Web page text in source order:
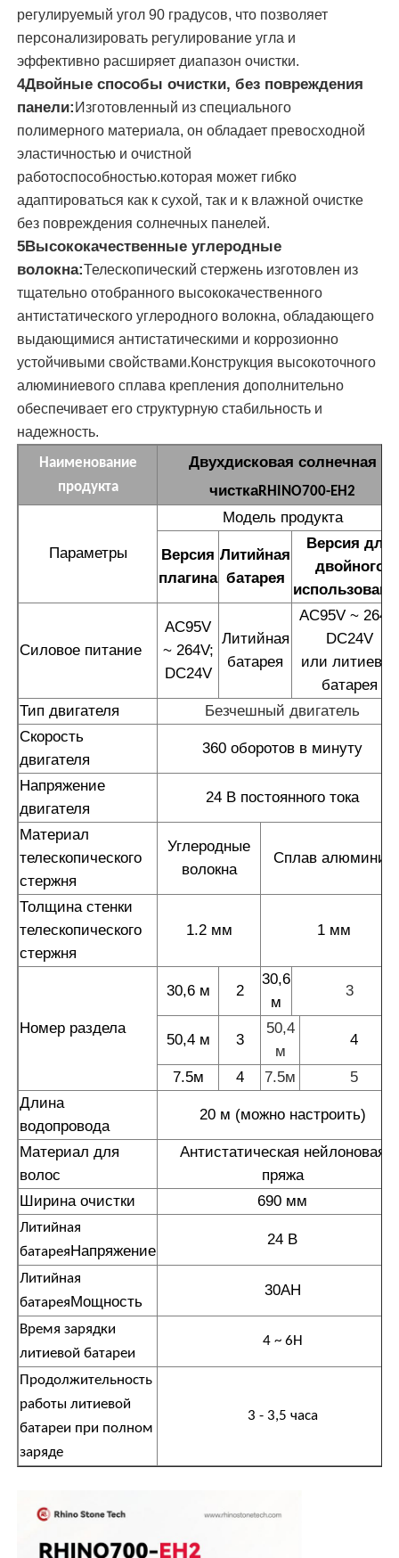
машина обратного осмоза
Робот панели солнечных батарей очищая
Энергоаккумулирующий звуковой барьер
регулируемый угол 90 градусов, что позволяет
персонализировать регулирование угла и
эффективно расширяет диапазон очистки.
4Двойные способы очистки, без повреждения
панели: Изготовленный из специального
полимерного материала, он обладает превосходной
эластичностью и очистной
работоспособностью.которая может гибко
адаптироваться как к сухой, так и к влажной очистке
без повреждения солнечных панелей.
5Высококачественные углеродные
волокна:Телескопический стержень изготовлен из
тщательно отобранного высококачественного
антистатического углеродного волокна, обладающего
выдающимися антистатическими и коррозионно
устойчивыми свойствами.Конструкция высокоточного
алюминиевого сплава крепления дополнительно
обеспечивает его структурную стабильность и
надежность.
Наименование
продукта
Двухдисковая солнечная
чисткаRHINO700-EH2
Параметры
Модель продукта
Версия
плагина
Литийная
батарея
Версия для
двойного
Силовое питание
AC95V
~ 264V;
DC24V
Литийная
батарея
AC95V ~
DC24V
или литиевая
батарея
Тип двигателя
Безчешный двигатель
Скорость
двигателя
360 оборотов в минуту
Напряжение
двигателя
24 В постоянного тока
Материал
телескопического
стержня
Углеродные
волокна
Сплав алюминия
Толщина стенки
телескопического
стержня
1.2 мм 1 мм
Номер раздела
30,6 м 2
30,6
м
3
50,4 м 3
50,4
м
4
7.5м 4 7.5м
5
Длина
водопровода
20 м (можно настроить)
Материал для
волос
Антистатическая нейлоновая
пряжа
Ширина очистки
690 мм
Литийная
батареяНапряжение
24 В
Литийная
батареяМощность
30AH
Время зарядки
литиевой батареи
4 ~ 6H
Продолжительность
работы литиевой
батареи при полном
заряде
3 - 3,5 часа